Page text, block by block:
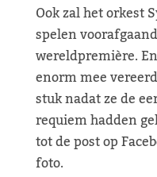
Ook zal het orkest
spelen
wereldpremière.
enorm mee
stuk nadat ze de
requiem hadden
tot de post op
foto.